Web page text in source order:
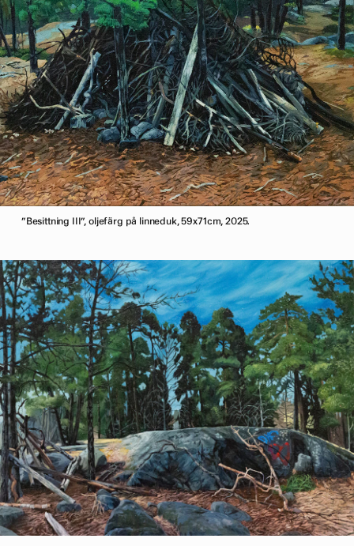
”Besittning III”, oljefärg på linneduk, 59x71cm, 2025.